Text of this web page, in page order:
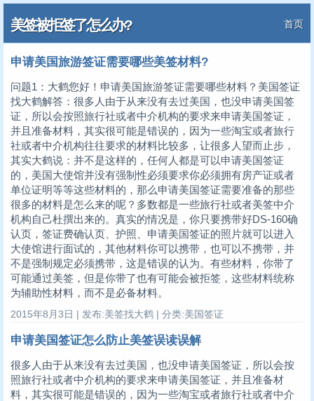
美签被拒签了怎么办? 首页
申请美国旅游签证需要哪些美签材料?
问题1：大鹤您好！申请美国旅游签证需要哪些材料？美国签证
找大鹤解答：很多人由于从来没有去过美国，也没申请美国签
证，所以会按照旅行社或者中介机构的要求来申请美国签证，
并且准备材料，其实很可能是错误的，因为一些淘宝或者旅行
社或者中介机构往往要求的材料比较多，让很多人望而止步，
其实大鹤说：并不是这样的，任何人都是可以申请美国签证
的，美国大使馆并没有强制性必须要求你必须拥有房产证或者
单位证明等等这些材料的，那么申请美国签证需要准备的那些
很多的材料是怎么来的呢？多数都是一些旅行社或者美签中介
机构自己杜撰出来的。真实的情况是，你只要携带好DS-160确
认页，签证费确认页、护照、申请美国签证的照片就可以进入
大使馆进行面试的，其他材料你可以携带，也可以不携带，并
不是强制规定必须携带，这是错误的认为。有些材料，你带了
可能通过美签，但是你带了也有可能会被拒签，这些材料统称
为辅助性材料，而不是必备材料。
2015年8月3日 | 发布:美签找大鹤 | 分类:美国签证
申请美国签证怎么防止美签误读误解
很多人由于从来没有去过美国，也没申请美国签证，所以会按
照旅行社或者中介机构的要求来申请美国签证，并且准备材
料，其实很可能是错误的，因为一些淘宝或者旅行社或者中介